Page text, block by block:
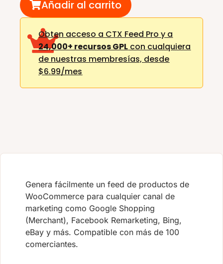
Añadir al carrito
Obten acceso a CTX Feed Pro y a
24,000+ recursos GPL con cualquiera
de nuestras membresías, desde
$6.99/mes
Genera fácilmente un feed de productos de
WooCommerce para cualquier canal de
marketing como Google Shopping
(Merchant), Facebook Remarketing, Bing,
eBay y más. Compatible con más de 100
comerciantes.